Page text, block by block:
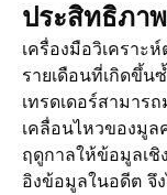
ประสิทธิภา
เครื่องมือวิเคราะ
รายเดือนที่เกิดขึ้
เทรดเดอร์สามาร
เคลื่อนไหวของมูล
ฤดูกาลให้ข้อมูลเชิ
อิงข้อมูลในอดีต จึ